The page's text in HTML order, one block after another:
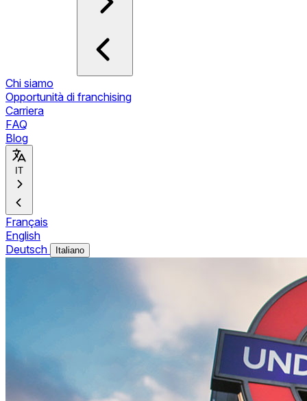
Chi siamo
Opportunità di franchising
Carriera
FAQ
Blog
IT
Français
English
Deutsch
Italiano